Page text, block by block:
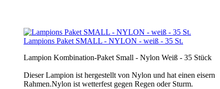
Lampions Paket SMALL - NYLON - weiß - 35 St.
Lampion Kombination-Paket Small - Nylon Weiß - 35 Stück
Dieser Lampion ist hergestellt von Nylon und hat einen eisern
Rahmen.Nylon ist wetterfest gegen Regen oder Sturm.